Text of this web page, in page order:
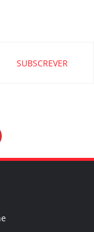
SUBSCREVER